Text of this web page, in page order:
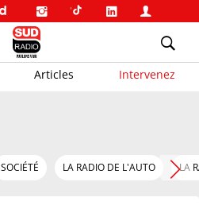
Articles Intervenez
SOCIÉTÉ LA RADIO DE L'AUTO LA